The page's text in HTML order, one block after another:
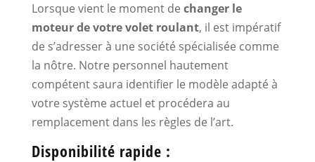
Lorsque vient le moment de changer le
moteur de votre volet roulant, il est impératif
de s’adresser à une société spécialisée comme
la nôtre. Notre personnel hautement
compétent saura identifier le modèle adapté à
votre système actuel et procédera au
remplacement dans les règles de l’art.
Disponibilité rapide :